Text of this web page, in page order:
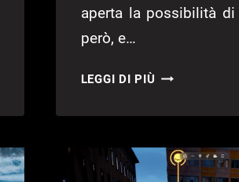
aperta la possibilità di
però, e…
LEGGI DI PIÙ INZOI
@GAMESCOM
SEMBRA